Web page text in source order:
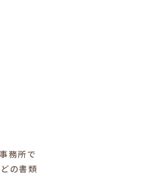
務所で
の書類